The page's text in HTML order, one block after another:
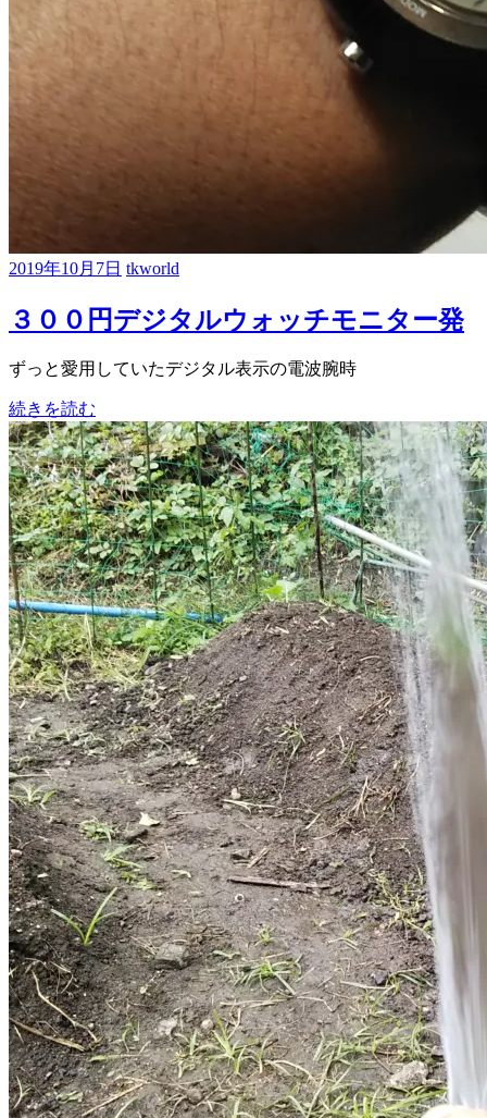
2019年10月7日 tkworld
３００円デジタルウォッチモニター発
ずっと愛用していたデジタル表示の電波腕時
続きを読む